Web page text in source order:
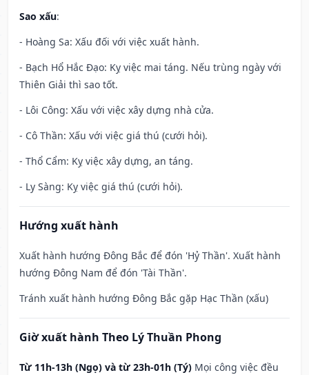
Sao xấu:
- Hoàng Sa: Xấu đối với việc xuất hành.
- Bạch Hổ Hắc Đạo: Kỵ việc mai táng. Nếu trùng ngày với
Thiên Giải thì sao tốt.
- Lôi Công: Xấu với việc xây dựng nhà cửa.
- Cô Thần: Xấu với việc giá thú (cưới hỏi).
- Thổ Cẩm: Kỵ việc xây dựng, an táng.
- Ly Sàng: Kỵ việc giá thú (cưới hỏi).
Hướng xuất hành
Xuất hành hướng Đông Bắc để đón 'Hỷ Thần'. Xuất hành
hướng Đông Nam để đón 'Tài Thần'.
Tránh xuất hành hướng Đông Bắc gặp Hạc Thần (xấu)
Giờ xuất hành Theo Lý Thuần Phong
Từ 11h-13h (Ngọ) và từ 23h-01h (Tý) Mọi công việc đều